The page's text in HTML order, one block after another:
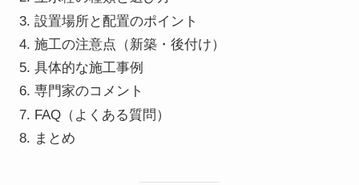
設置場所と配置のポイント
施工の注意点（新築・後付け）
具体的な施工事例
専門家のコメント
FAQ（よくある質問）
まとめ